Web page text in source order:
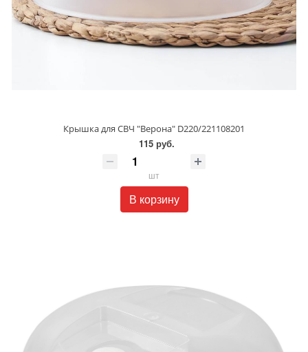
Крышка для СВЧ "Верона" D220/221108201
115 руб.
шт
В корзину